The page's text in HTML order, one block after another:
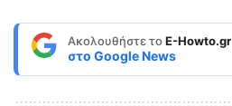
Ακολουθήστε τοE-Howto.gr
στο Google News